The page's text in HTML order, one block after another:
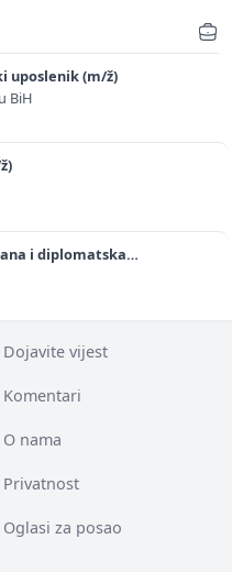
uposlenik (m/ž)
BiH
i diplomatska
Dojavite vijest
Komentari
O nama
Privatnost
Oglasi za posao